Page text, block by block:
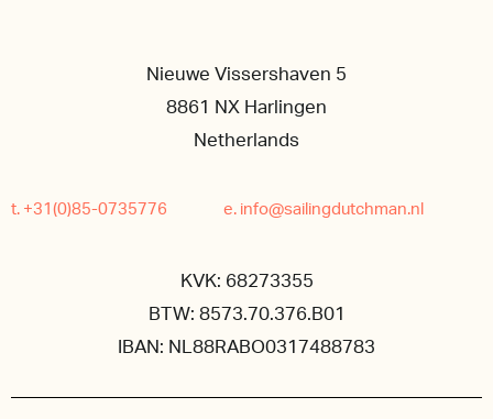
Nieuwe Vissershaven 5
8861 NX Harlingen
Netherlands
t. +31(0)85-0735776 e. info@sailingdutchman.nl
KVK: 68273355
BTW: 8573.70.376.B01
IBAN: NL88RABO0317488783